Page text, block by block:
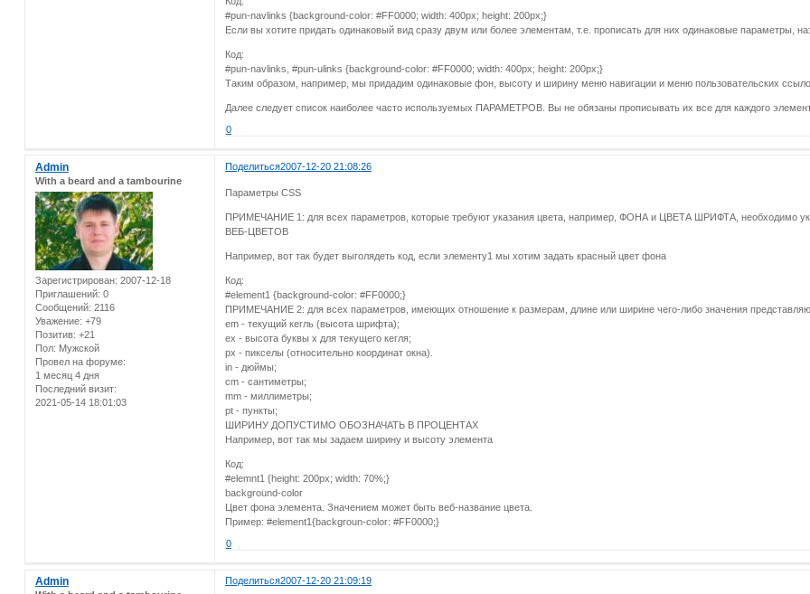
#pun-navlinks {background-color: #FF0000; width: 400px; height: 200px;}
Если вы хотите придать одинаковый вид сразу двум или более элементам, т.е. прописать для них одинаковые параметры,
Код:
#pun-navlinks, #pun-ulinks {background-color: #FF0000; width: 400px; height: 200px;}
Таким образом, например, мы придадим одинаковые фон, высоту и ширину меню навигации и меню пользовательских
Далее следует список наиболее часто используемых ПАРАМЕТРОВ. Вы не обязаны прописывать их все для каждого
0
Поделиться2007-12-20 21:08:26
Admin
With a beard and a tambourine
Зарегистрирован: 2007-12-18
Приглашений: 0
Сообщений: 2116
Уважение: +79
Позитив: +21
Пол: Мужской
Провел на форуме:
1 месяц 4 дня
Последний визит:
2021-05-14 18:01:03
Параметры CSS
ПРИМЕЧАНИЕ 1: для всех параметров, которые требуют указания цвета, например, ФОНА и ЦВЕТА ШРИФТА, необходимо
ВЕБ-ЦВЕТОВ
Например, вот так будет выголядеть код, если элементу1 мы хотим задать красный цвет фона
Код:
#element1 {background-color: #FF0000;}
ПРИМЕЧАНИЕ 2: для всех параметров, имеющих отношение к размерам, длине или ширине чего-либо значения
em - текущий кегль (высота шрифта);
ех - высота буквы х для текущего кегля;
рх - пикселы (относительно координат окна).
in - дюймы;
cm - сантиметры;
mm - миллиметры;
pt - пункты;
ШИРИНУ ДОПУСТИМО ОБОЗНАЧАТЬ В ПРОЦЕНТАХ
Например, вот так мы задаем ширину и высоту элемента
Код:
#elemnt1 {height: 200px; width: 70%;}
background-color
Цвет фона элемента. Значением может быть веб-название цвета.
Пример: #element1{backgroun-color: #FF0000;}
0
Поделиться2007-12-20 21:09:19
Admin